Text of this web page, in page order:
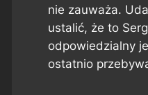
nie zauważa.
ustalić, że to
odpowiedzialny
ostatnio